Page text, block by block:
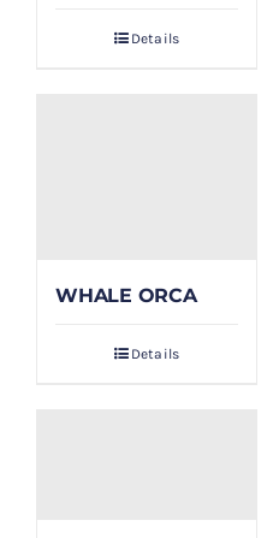
Details
WHALE ORCA
Details